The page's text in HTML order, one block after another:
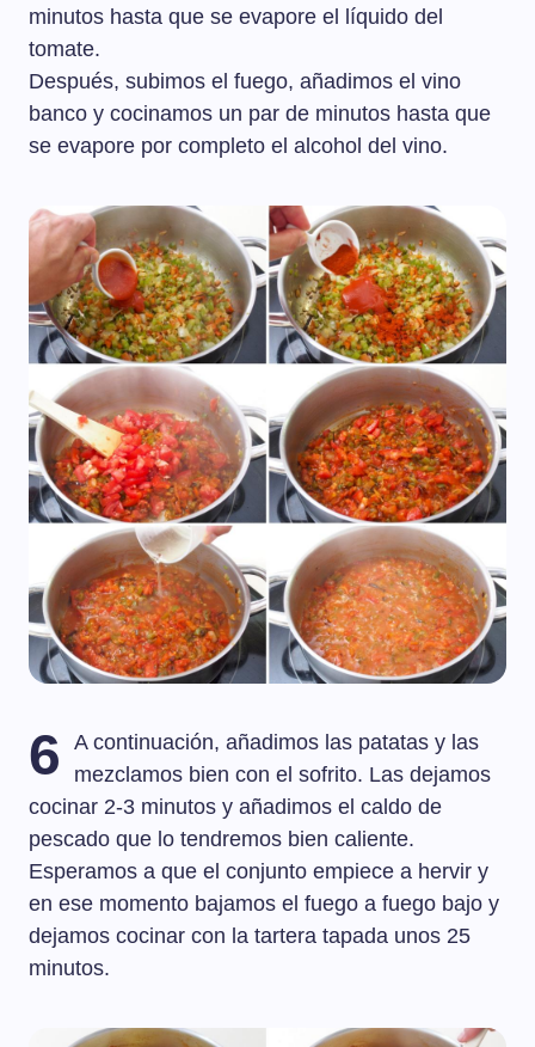
minutos hasta que se evapore el líquido del
tomate.
Después, subimos el fuego, añadimos el vino
banco y cocinamos un par de minutos hasta que
se evapore por completo el alcohol del vino.
6
A continuación, añadimos las patatas y las
mezclamos bien con el sofrito. Las dejamos
cocinar 2-3 minutos y añadimos el caldo de
pescado que lo tendremos bien caliente.
Esperamos a que el conjunto empiece a hervir y
en ese momento bajamos el fuego a fuego bajo y
dejamos cocinar con la tartera tapada unos 25
minutos.